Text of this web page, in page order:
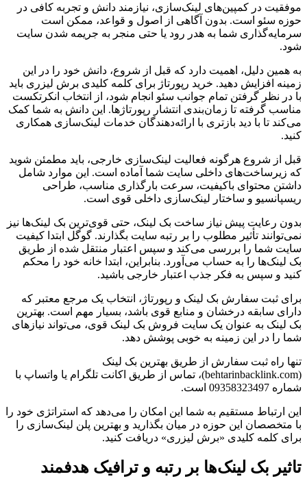
موفقیت در کمپین‌های لینک‌سازی، نیازمند دانش و تجربه کافی در
حوزه سئو است. بدون آگاهی از اصول و قواعد، ممکن است
سرمایه‌گذاری شما به هدر رود یا حتی منجر به جریمه شدن سایت
شود.
به همین دلیل، اهمیت دارد که قبل از شروع، دانش خود را در این
زمینه افزایش دهید. خرید رپورتاژ برای کلمه کلیدی برش لیزری باید
با در نظر گرفتن تمام جوانب سئو انجام شود، از انتخاب انکرتکست
مناسب گرفته تا زمان‌بندی انتشار رپورتاژها. این دانش به شما کمک
می‌کند تا با دید بازتری با ارائه‌دهندگان خدمات لینک‌سازی همکاری
کنید.
قبل از شروع هرگونه فعالیت لینک‌سازی خارجی، باید مطمئن شوید
که زیرساخت‌های داخلی سایت شما آماده است. این موارد شامل
داشتن محتوای باکیفیت، سرعت بارگذاری مناسب، طراحی
ریسپانسیو و ساختار لینک‌سازی داخلی قوی است.
بدون رعایت پیش نیاز ساخت بک لینک، حتی قوی‌ترین بک لینک‌ها نیز
نمی‌توانند تأثیر مطلوب را بر رتبه سایت بگذارند. گوگل ابتدا کیفیت
سایت شما را بررسی می‌کند و سپس اعتبار منتقل شده از طریق
بک لینک‌ها را به حساب می‌آورد. بنابراین، ابتدا خانه خود را محکم
کنید و سپس به فکر جذب اعتبار خارجی باشید.
برای ثبت سفارش بک لینک و رپورتاژ، انتخاب یک مرجع معتبر که
دارای سابقه درخشان و منابع قوی باشد، بسیار مهم است. بهترین
بک لینک به عنوان یک سایت فروش بک لینک قوی، می‌تواند نیازهای
شما را در این زمینه به خوبی پوشش دهد.
تنها راه ثبت سفارش از طریق بهترین بک لینک
(behtarinbacklink.com)، تماس از طریق اکانت تلگرام یا واتساپ با
شماره 09358323497 است.
این ارتباط مستقیم به شما این امکان را می‌دهد که استراتژی خود را
با متخصصان این حوزه در میان بگذارید و بهترین پلن لینک‌سازی را
برای کلمه کلیدی «برش لیزری» دریافت کنید.
تاثیر بک لینک‌ها بر رتبه و ترافیک هدفمند